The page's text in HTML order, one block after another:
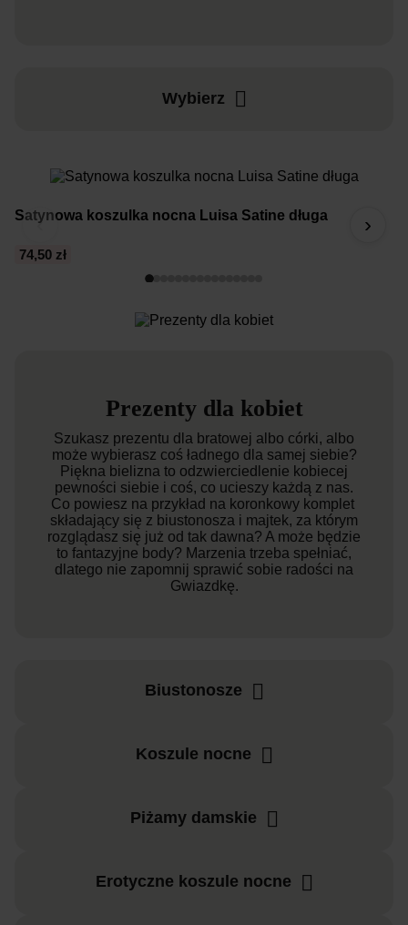
Wybierz
‹
Satynowa koszulka nocna Luisa Satine długa
74,50 zł
›
Prezenty dla kobiet
Szukasz prezentu dla bratowej albo córki, albo
może wybierasz coś ładnego dla samej siebie?
Piękna bielizna to odzwierciedlenie kobiecej
pewności siebie i coś, co ucieszy każdą z nas.
Co powiesz na przykład na koronkowy komplet
składający się z biustonosza i majtek, za którym
rozglądasz się już od tak dawna? A może będzie
to fantazyjne body? Marzenia trzeba spełniać,
dlatego nie zapomnij sprawić sobie radości na
Gwiazdkę.
Biustonosze
Koszule nocne
Piżamy damskie
Erotyczne koszule nocne